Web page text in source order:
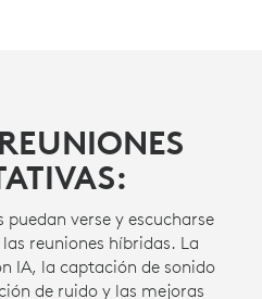
verse y escucharse
reuniones híbridas. La
IA, la captación de sonido
de ruido y las mejoras